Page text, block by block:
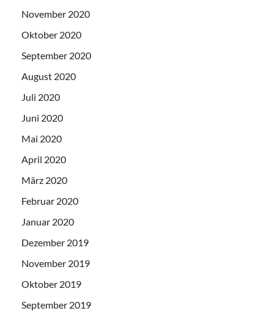
November 2020
Oktober 2020
September 2020
August 2020
Juli 2020
Juni 2020
Mai 2020
April 2020
März 2020
Februar 2020
Januar 2020
Dezember 2019
November 2019
Oktober 2019
September 2019